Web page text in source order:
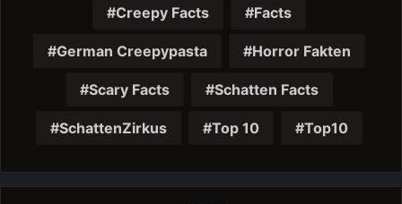
Creepy Facts Facts
German Creepypasta Horror Fakten
Scary Facts Schatten Facts
SchattenZirkus Top 10 Top10